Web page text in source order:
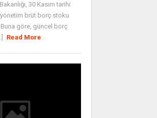
30 Kasım tarihi
brüt borç stoku
Buna göre, güncel borç
Read More